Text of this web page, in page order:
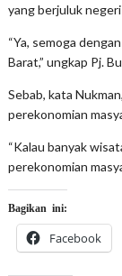
yang berjuluk
“Ya, semoga
Barat,” ungkap Pj.
Sebab, kata
perekonomian
“Kalau banyak
perekonomian
Bagikan ini:
Facebook